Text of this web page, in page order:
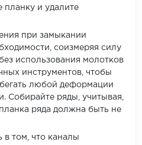
планку и удалите
при замыкании
соизмеряя силу
использования молотков
инструментов, чтобы
любой деформации
Собирайте ряды, учитывая,
ряда должна быть не
в том, что каналы